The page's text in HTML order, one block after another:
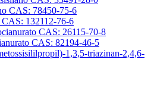
CAS: 78450-75-6
132112-76-6
CAS: 26115-70-8
CAS: 82194-46-5
1,3,5-triazinan-2,4,6-